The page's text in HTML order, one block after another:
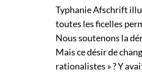
Typhanie Afschrift
toutes les ficelles
Nous soutenons la
Mais ce désir de
rationalistes » ? Y